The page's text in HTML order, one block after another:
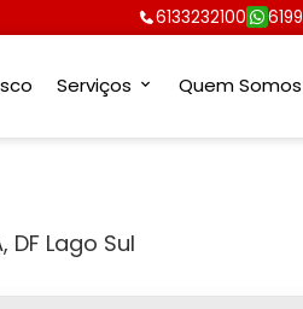
6133232100
Serviços Quem Somos
DF Lago Sul